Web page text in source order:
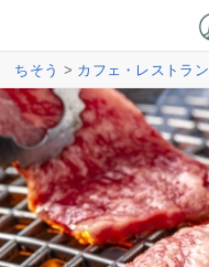
ちそう > カフェ・レストラン